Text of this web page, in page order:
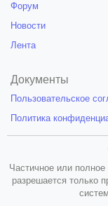
Форум
Новости
Лента
Документы
Пользовательское
Политика
Частичное или
разрешается только